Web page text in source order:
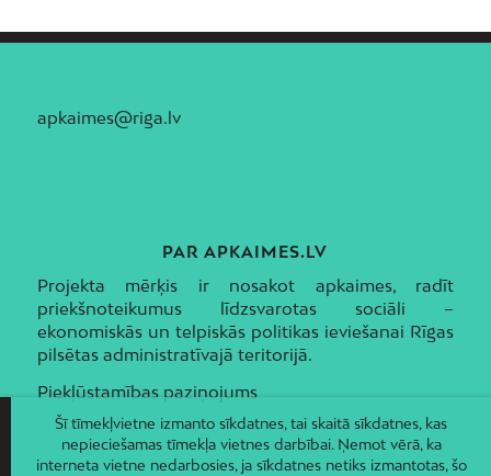
apkaimes@riga.lv
PAR APKAIMES.LV
Projekta mērķis ir nosakot apkaimes, radīt
priekšnoteikumus līdzsvarotas sociāli –
ekonomiskās un telpiskās politikas ieviešanai Rīgas
pilsētas administratīvajā teritorijā.
Piekļūstamības paziņojums
Šī tīmekļvietne izmanto sīkdatnes, tai skaitā sīkdatnes, kas
nepieciešamas tīmekļa vietnes darbībai. Ņemot vērā, ka
interneta vietne nedarbosies, ja sīkdatnes netiks izmantotas, šo